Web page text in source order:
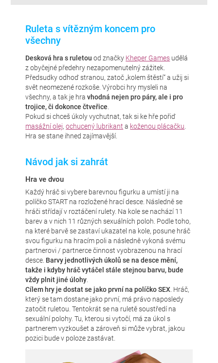
Ruleta s vítězným koncem pro
všechny
Desková hra s ruletou od značky Kheper Games udělá
z obyčejné předehry nezapomenutelný zážitek.
Předsudky odhoď stranou, zatoč „kolem štěstí“ a užij si
svět neomezené rozkoše. Výrobci hry mysleli na
všechny, a tak je hravhodná nejen pro páry, ale i pro
trojice, či dokonce čtveřice.
Pokud si chceš úkoly vychutnat, tak si ke hře pořiď
masážní olej,ochucený lubrikant a koženou plácačku.
Hra se stane ihned zajímavější.
Návod jak si zahrát
Hra ve dvou
Každý hráč si vybere barevnou figurku a umístí ji na
políčko START na rozložené hrací desce. Následně se
hráči střídají v roztáčení rulety. Na kole se nachází 11
barev a v nich 11 různých sexuálních poloh. Podle toho,
na které barvě se zastaví ukazatel na kole, posune hráč
svou figurku na hracím poli a následně vykoná svému
partnerovi / partnerce činnost vyobrazenou na hrací
desce. Barvy jednotlivých úkolů se na desce mění,
takže i kdyby hráč vytáčel stále stejnou barvu, bude
vždy plnit jiné úlohy.
Cílem hry je dostat se jako první na políčko SEX. Hráč,
který se tam dostane jako první, má právo naposledy
zatočit ruletou. Tentokrát se na ruletě soustředí na
sexuální polohy. Tu, kterou si vytočí, má za úkol s
partnerem vyzkoušet a zároveň si může vybrat, jakou
pozici bude v poloze zastávat.